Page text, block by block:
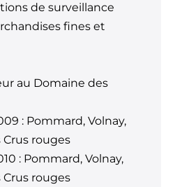
de surveillance
fines et
au Domaine des
: Pommard, Volnay,
rouges
: Pommard, Volnay,
rouges